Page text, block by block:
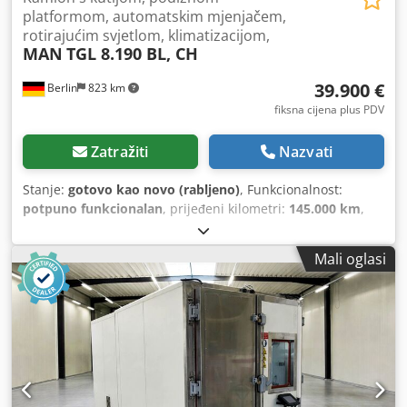
Berlin 823 km
platformom, automatskim mjenjačem,
rotirajućim svjetlom, klimatizacijom,
MAN TGL 8.190 BL, CH
39.900 €
fiksna cijena plus PDV
Zatražiti Nazvati
Stanje: gotovo kao novo (rabljeno), Funkcionalnost:
potpuno funkcionalan, prijeđeni kilometri: 145.000 km,
, prva registracija:
goriva:dizel, masa praznog vozila:5.290 kg, maksimalna
nosivost:2.200 kg, ukupna masa:7.490 kg, stanje guma:
80 postotak, konfiguracija osovina:2 osovine,
međuosovinski razmak:
4.200 mm
, razmak između osovina:
4.200 mm, gorivo: , kapacitet spremnika goriva:
potrošnja goriva (izvan grada):
15,4 l/100 km, boja:
vozačeva kabina:
dnevna kabina
, vrsta prijenosa:
automatski
, broj stupnjeva prijenosa:6, emisijska klasa:
Euro 6e, ovjes: čelik-zrak , broj sjedala:3, ukupna duljina:
Mali oglasi